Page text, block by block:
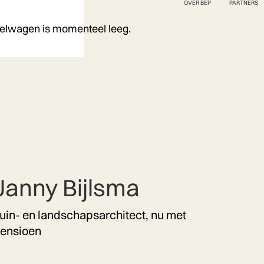
OVER BEP PARTNERS
is momenteel leeg.
Bijlsma
en landschapsarchitect, nu met